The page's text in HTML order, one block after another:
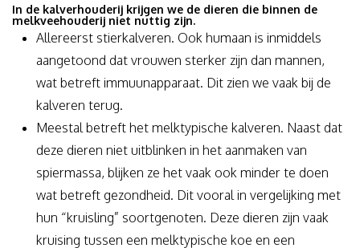
In de kalverhouderij krijgen we de dieren die binnen de
melkveehouderij niet nuttig zijn.
Allereerst stierkalveren. Ook humaan is inmiddels
aangetoond dat vrouwen sterker zijn dan mannen,
wat betreft immuunapparaat. Dit zien we vaak bij de
kalveren terug.
Meestal betreft het melktypische kalveren. Naast dat
deze dieren niet uitblinken in het aanmaken van
spiermassa, blijken ze het vaak ook minder te doen
wat betreft gezondheid. Dit vooral in vergelijking met
hun “kruisling” soortgenoten. Deze dieren zijn vaak
kruising tussen een melktypische koe en een